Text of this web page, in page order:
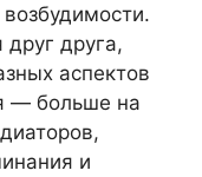
друг друга,
аспектов
— больше на
и